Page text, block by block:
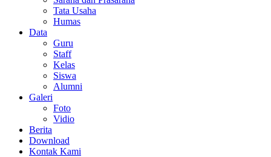
Tata Usaha
Humas
Data
Guru
Staff
Kelas
Siswa
Alumni
Galeri
Foto
Vidio
Berita
Download
Kontak Kami